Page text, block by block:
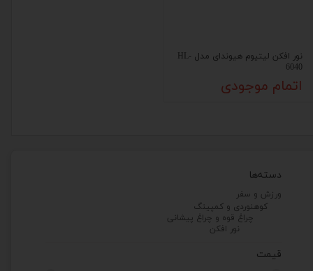
دسته‌ها
ورزش و سفر
کوهنوردی و کمپینگ
چراغ قوه و چراغ پیشانی
نور افکن
قیمت
نور افکن لیتیوم هیوندای مدل HL-
6040
اتمام موجودی